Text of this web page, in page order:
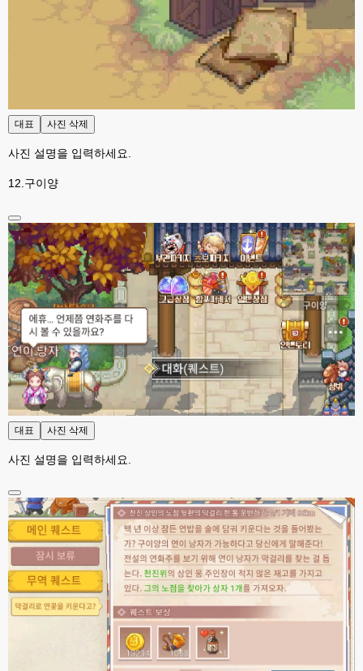
대표 사진 삭제
사진 설명을 입력하세요.
12.구이양
대표 사진 삭제
사진 설명을 입력하세요.
채팅창 위에 갑자기
빈 API 응답입니다. 라고 뜨는데 이건 머죵? 아무도 없어 뜬걸까용 ㅎ-ㅎ
23:53
esils 23:54
수정이 됬을려나요 ;ㅁ ;
고게임77
된거같긴한데용 ㅎㅎ
esils 23:55
위에 접속자 2로 나와야하는데
고게임77 00:00
그건 아직 그대로 인데용 ㅎㅎ
esils 00:00
이거나 수정해야겟어요 하핫 ;;
esils 00:01
다른기능은 다 잘 작동중이니 털썩 ...
고게임77
테스트하는동안 전 안나가고있겠습니다. ㅋㅋ
esils 00:04
라이믹스로 갈아타야되나 말아야하나 심히 고민중입니다 ㅋ
00:04
워드프레스는 영 손에 안맞고 ..
고게임77
이거 아직 xe1인가용